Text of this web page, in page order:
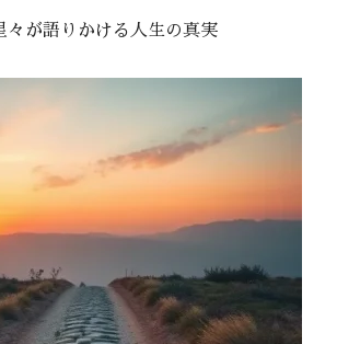
々が語りかける人生の真実